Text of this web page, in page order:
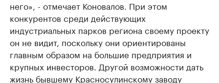
него», - отмечает Коновалов. При этом
конкурентов среди действующих
индустриальных парков региона своему проекту
он не видит, поскольку они ориентированы
главным образом на большие предприятия и
крупных инвесторов. Другой возможности дать
жизнь бывшему Красносулинскому заводу